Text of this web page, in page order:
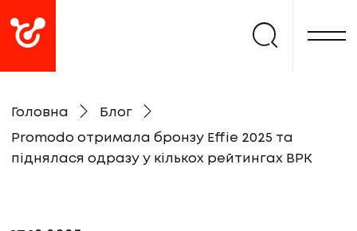
Головна Блог
Promodo отримала бронзу Effie 2025 та
піднялася одразу у кількох рейтингах ВРК